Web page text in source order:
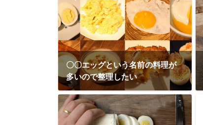
〇〇エッグという名前の料理が
多いので整理したい